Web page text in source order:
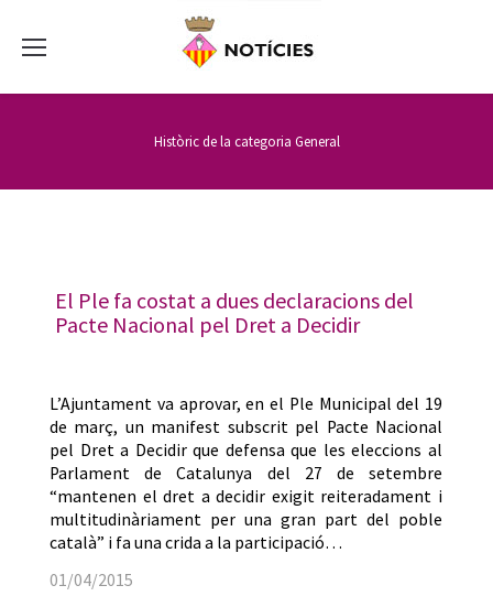
Històric de la categoria General
El Ple fa costat a dues declaracions del
Pacte Nacional pel Dret a Decidir
L’Ajuntament va aprovar, en el Ple Municipal del 19
de març, un manifest subscrit pel Pacte Nacional
pel Dret a Decidir que defensa que les eleccions al
Parlament de Catalunya del 27 de setembre
“mantenen el dret a decidir exigit reiteradament i
multitudinàriament per una gran part del poble
català” i fa una crida a la participació…
01/04/2015